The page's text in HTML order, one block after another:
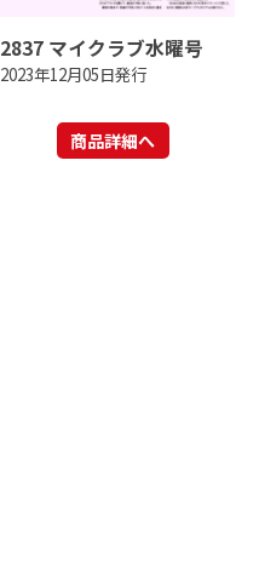
2837 マイクラブ水曜号
2023年12月05日発行
商品詳細へ